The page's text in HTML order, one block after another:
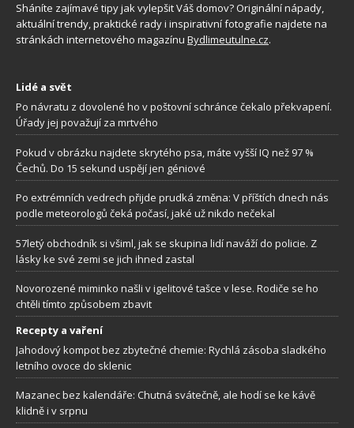
Sháníte zajímavé tipy jak vylepšit Váš domov? Originální nápady,
aktuální trendy, praktické rady i inspirativní fotografie najdete na
stránkách internetového magazínu Bydlimeutulne.cz.
Lidé a svět
Po návratu z dovolené ho v poštovní schránce čekalo překvapení.
Úřady jej považují za mrtvého
Pokud v obrázku najdete skrytého psa, máte vyšší IQ než 97 %
Čechů. Do 15 sekund uspějí jen géniové
Po extrémních vedrech přijde prudká změna: V příštích dnech nás
podle meteorologů čeká počasí, jaké už nikdo nečekal
57letý obchodník si všiml, jak se skupina lidí naváží do policie. Z
lásky ke své zemi se jich ihned zastal
Novorozené miminko našli v igelitové tašce v lese. Rodiče se ho
chtěli tímto způsobem zbavit
Recepty a vaření
Jahodový kompot bez zbytečné chemie: Rychlá zásoba sladkého
letního ovoce do sklenic
Mazanec bez kalendáře: Chutná svátečně, ale hodí se ke kávě
klidně i v srpnu